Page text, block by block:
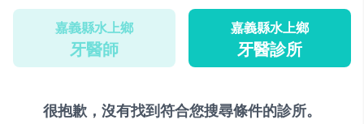
嘉義縣水上鄉
牙醫師
嘉義縣水上鄉
牙醫診所
很抱歉，沒有找到符合您搜尋條件的診所。